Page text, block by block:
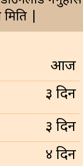
|
आज
३ दिन
३ दिन
४ दिन